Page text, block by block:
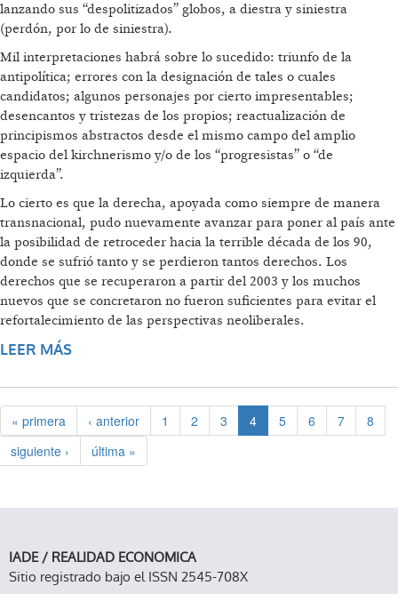
lanzando sus “despolitizados” globos, a diestra y siniestra
(perdón, por lo de siniestra).
Mil interpretaciones habrá sobre lo sucedido: triunfo de la
antipolítica; errores con la designación de tales o cuales
candidatos; algunos personajes por cierto impresentables;
desencantos y tristezas de los propios; reactualización de
principismos abstractos desde el mismo campo del amplio
espacio del kirchnerismo y/o de los “progresistas” o “de
izquierda”.
Lo cierto es que la derecha, apoyada como siempre de manera
transnacional, pudo nuevamente avanzar para poner al país ante
la posibilidad de retroceder hacia la terrible década de los 90,
donde se sufrió tanto y se perdieron tantos derechos. Los
derechos que se recuperaron a partir del 2003 y los muchos
nuevos que se concretaron no fueron suficientes para evitar el
refortalecimiento de las perspectivas neoliberales.
LEER MÁS
« primera ‹ anterior 1 2 3 4 5 6 7
8
siguiente ›
última »
IADE / REALIDAD ECONOMICA
Sitio registrado bajo el ISSN 2545-708X